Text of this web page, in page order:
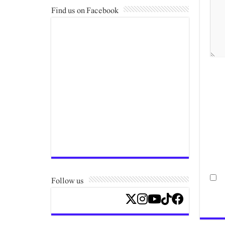
Find us on Facebook
Follow us